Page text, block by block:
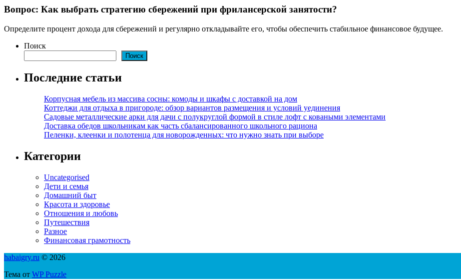
Вопрос: Как выбрать стратегию сбережений при фрилансерской занятости?
Определите процент дохода для сбережений и регулярно откладывайте его, чтобы обеспечить стабильное финансовое будущее.
Поиск
Поиск
Последние статьи
Корпусная мебель из массива сосны: комоды и шкафы с доставкой на дом
Коттеджи для отдыха в пригороде: обзор вариантов размещения и условий уединения
Садовые металлические арки для дачи с полукруглой формой в стиле лофт с коваными элементами
Доставка обедов школьникам как часть сбалансированного школьного рациона
Пеленки, клеенки и полотенца для новорожденных: что нужно знать при выборе
Категории
Uncategorised
Дети и семья
Домашний быт
Красота и здоровье
Отношения и любовь
Путешествия
Разное
Финансовая грамотность
habaigry.ru © 2026
Тема от WP Puzzle